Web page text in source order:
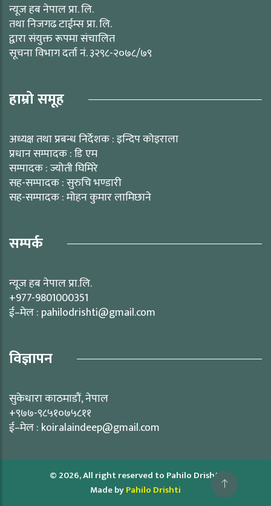
न्यूज हब नेपाल प्रा. लि.
तथा निजगढ टाईम्स प्रा. लि.
द्वारा संयुक्त रूपमा संचालित
सूचना विभाग दर्ता नं. ३२९८-२०७८/७९
हाम्रो समूह
अध्यक्ष तथा प्रबन्ध निर्देशक : इन्दिप कोइराला
प्रधान सम्पादक : डि एम
सम्पादक : ज्योती घिमिरे
सह-सम्पादक : सुरुचि भण्डारी
सह-सम्पादक : मोहन कुमार लामिछाने
सम्पर्क
न्यूज हब नेपाल प्रा.लि.
+977-9801000351
ई–मेल : pahilodrishti@gmail.com
विज्ञापन
सुकेधारा काठमाडौं, नेपाल
+९७७-९८५१०७५८११
ई–मेल : koiralaindeep@gmail.com
© 2026, All right reserved to Pahilo Drishti
Made byPahilo Drishti